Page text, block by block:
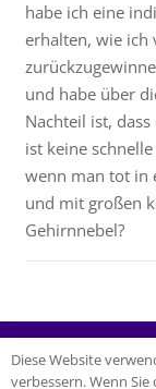
habe ich eine
erhalten, wie ich
und habe über
Nachteil ist,
ist keine
wenn man tot in
und mit großen
Gehirnnebel?
© 2026
Diese Website
verbessern. Wenn